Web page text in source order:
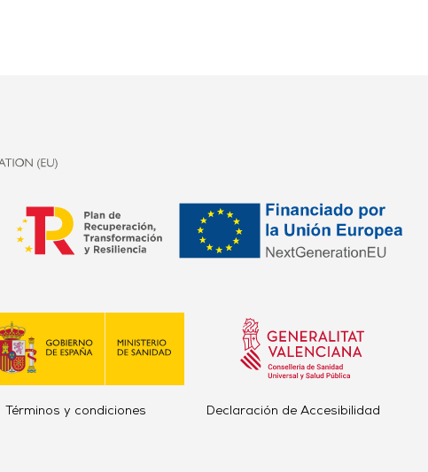
Términos y condiciones Declaración de Accesibilidad